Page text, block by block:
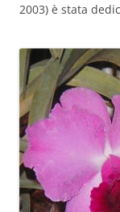
2003) è stata